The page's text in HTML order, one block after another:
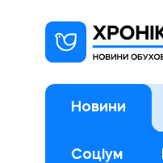
Новини
Соціум